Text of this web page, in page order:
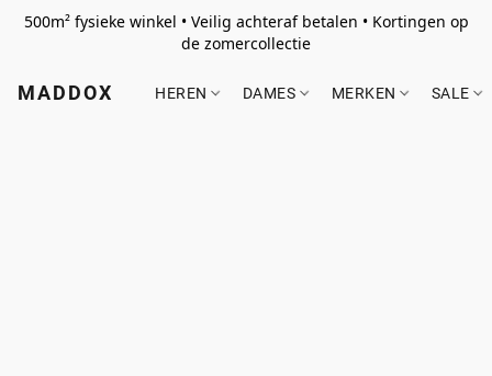
500m² fysieke winkel • Veilig achteraf betalen • Kortingen op
de zomercollectie
MADDOX HEREN DAMES MERKEN SALE